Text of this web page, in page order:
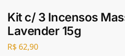
Kit c/ 3 Incensos
Lavender 15g
R$ 62,90